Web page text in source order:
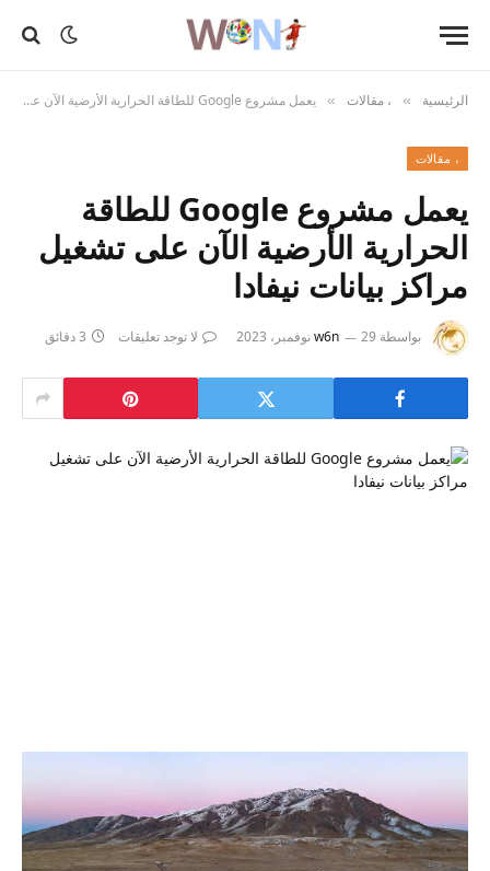
الرئيسية » ، مقالات » يعمل مشروع Google للطاقة الحرارية الأرضية الآن على تشغيل مراكز بيانات نيفادا
، مقالات
يعمل مشروع Google للطاقة
الحرارية الأرضية الآن على تشغيل
مراكز بيانات نيفادا
بواسطة w6n 29 نوفمبر، 2023 لا توجد تعليقات 3 دقائق